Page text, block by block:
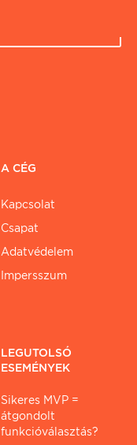
A CÉG
Kapcsolat
Csapat
Adatvédelem
Impersszum
LEGUTOLSÓ
ESEMÉNYEK
Sikeres MVP =
átgondolt
funkcióválasztás?